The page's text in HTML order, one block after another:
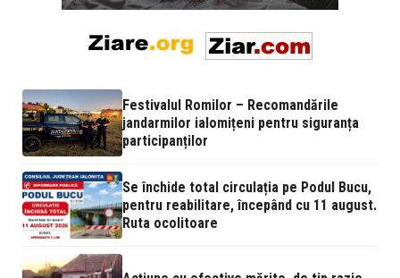
Festivalul Romilor – Recomandările
jandarmilor ialomițeni pentru siguranța
participanților
Se închide total circulația pe Podul Bucu,
pentru reabilitare, începând cu 11 august.
Ruta ocolitoare